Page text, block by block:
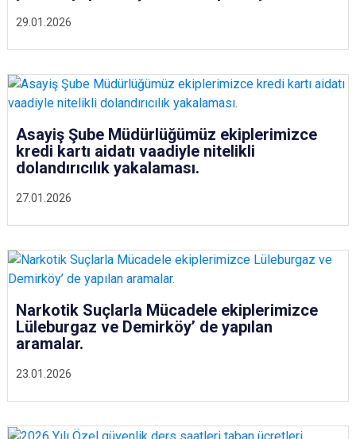
29.01.2026
27.01.2026
Asayiş Şube Müdürlüğümüz ekiplerimizce
kredi kartı aidatı vaadiyle nitelikli
dolandırıcılık yakalaması.
23.01.2026
Narkotik Suçlarla Mücadele ekiplerimizce
Lüleburgaz ve Demirköy’ de yapılan
aramalar.